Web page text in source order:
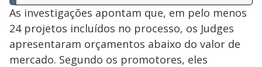
As investigações apontam que, em pelo menos
24 projetos incluídos no processo, os Judges
apresentaram orçamentos abaixo do valor de
mercado. Segundo os promotores, eles